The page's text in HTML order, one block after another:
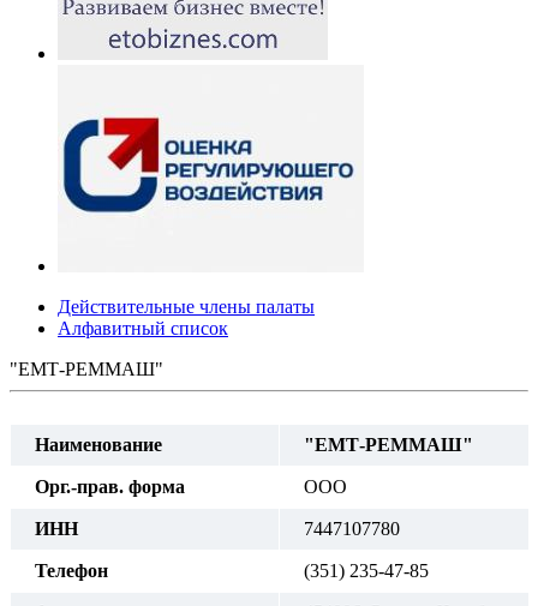
Действительные члены палаты
Алфавитный список
"ЕМТ-РЕММАШ"
Наименование "ЕМТ-РЕММАШ"
Орг.-прав. форма ООО
ИНН 7447107780
Телефон (351) 235-47-85